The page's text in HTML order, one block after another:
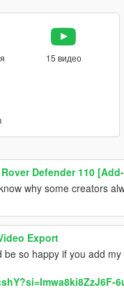
15 видео
Defender 110
why some creators
Export
be so happy if you add